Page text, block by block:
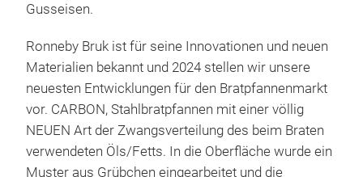
Gusseisen.
Ronneby Bruk ist für seine Innovationen und neuen
Materialien bekannt und 2024 stellen wir unsere
neuesten Entwicklungen für den Bratpfannenmarkt
vor. CARBON, Stahlbratpfannen mit einer völlig
NEUEN Art der Zwangsverteilung des beim Braten
verwendeten Öls/Fetts. In die Oberfläche wurde ein
Muster aus Grübchen eingearbeitet und die